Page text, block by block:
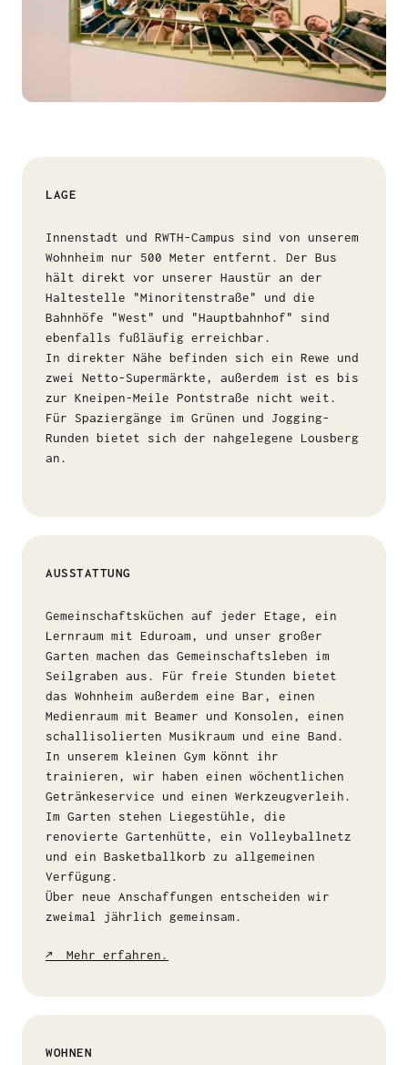
LAGE
Innenstadt und RWTH-Campus sind von unserem
Wohnheim nur 500 Meter entfernt. Der Bus
hält direkt vor unserer Haustür an der
Haltestelle "Minoritenstraße" und die
Bahnhöfe "West" und "Hauptbahnhof" sind
ebenfalls fußläufig erreichbar.
In direkter Nähe befinden sich ein Rewe und
zwei Netto-Supermärkte, außerdem ist es bis
zur Kneipen-Meile Pontstraße nicht weit.
Für Spaziergänge im Grünen und Jogging-
Runden bietet sich der nahgelegene Lousberg
an.
AUSSTATTUNG
Gemeinschaftsküchen auf jeder Etage, ein
Lernraum mit Eduroam, und unser großer
Garten machen das Gemeinschaftsleben im
Seilgraben aus. Für freie Stunden bietet
das Wohnheim außerdem eine Bar, einen
Medienraum mit Beamer und Konsolen, einen
schallisolierten Musikraum und eine Band.
In unserem kleinen Gym könnt ihr
trainieren, wir haben einen wöchentlichen
Getränkeservice und einen Werkzeugverleih.
Im Garten stehen Liegestühle, die
renovierte Gartenhütte, ein Volleyballnetz
und ein Basketballkorb zu allgemeinen
Verfügung.
Über neue Anschaffungen entscheiden wir
zweimal jährlich gemeinsam.
↗ Mehr erfahren.
WOHNEN